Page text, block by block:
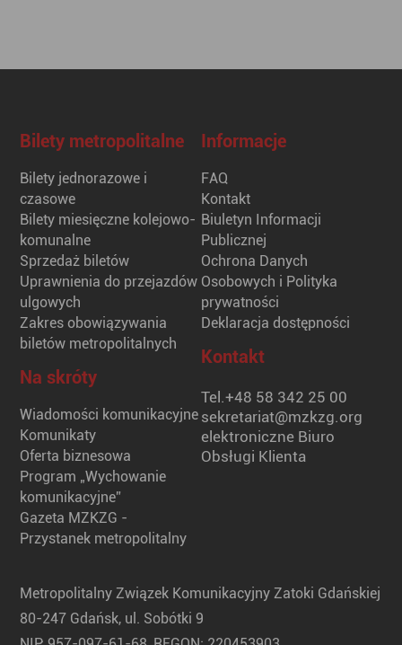
Bilety metropolitalne
Bilety jednorazowe i
czasowe
Bilety miesięczne kolejowo-
komunalne
Sprzedaż biletów
Uprawnienia do przejazdów
ulgowych
Zakres obowiązywania
biletów metropolitalnych
Na skróty
Wiadomości komunikacyjne
Komunikaty
Oferta biznesowa
Program „Wychowanie
komunikacyjne”
Gazeta MZKZG -
Przystanek metropolitalny
Informacje
FAQ
Kontakt
Biuletyn Informacji
Publicznej
Ochrona Danych
Osobowych i Polityka
prywatności
Deklaracja dostępności
Kontakt
Tel.+48 58 342 25 00
sekretariat@mzkzg.org
elektroniczne Biuro
Obsługi Klienta
Metropolitalny Związek Komunikacyjny Zatoki Gdańskiej
80-247 Gdańsk, ul. Sobótki 9